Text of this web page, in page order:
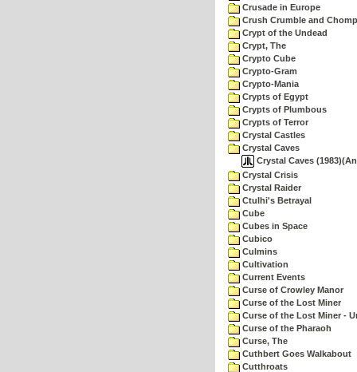
Crusade in Europe
Crush Crumble and Chomp
Crypt of the Undead
Crypt, The
Crypto Cube
Crypto-Gram
Crypto-Mania
Crypts of Egypt
Crypts of Plumbous
Crypts of Terror
Crystal Castles
Crystal Caves
Crystal Caves
Crystal Crisis
Crystal Raider
Ctulhi's Betrayal
Cube
Cubes in Space
Cubico
Culmins
Cultivation
Current Events
Curse of Crowley Manor
Curse of the Lost Miner
Curse of the Lost Miner -
Curse of the Pharaoh
Curse, The
Cuthbert Goes Walkabout
Cutthroats